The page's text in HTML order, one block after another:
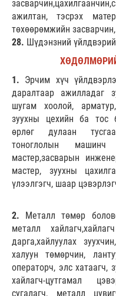
ажилтан, тэсрэх
төхөөрөмжийн
28. Шүдэнзний
1. Эрчим хүч
даралтаар ажилладаг
шугам хоолой,
зуухны цехийн ба тос
өрлөг дулаан
тоноглолын
мастер,засварын
мастер, зуухны
үлээлгэгч, шаар
2. Металл төмөр
металл
дарга,хайлуулах
халуун төмөрчин,
операторч, элс хатаагч,
хайлагч-цутгамал
сугалагч, металл